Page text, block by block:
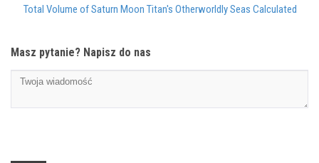
Total Volume of Saturn Moon Titan's Otherworldly Seas Calculated
Masz pytanie? Napisz do nas